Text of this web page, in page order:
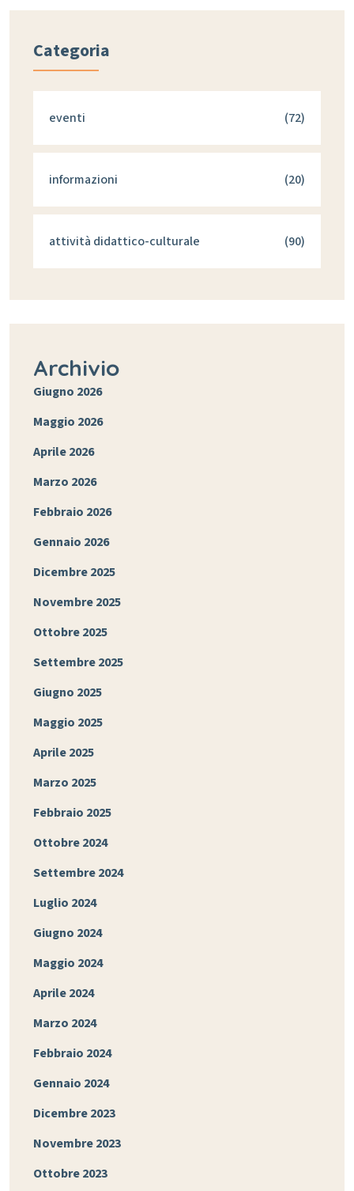
Categoria
eventi (72)
informazioni (20)
attività didattico-culturale (90)
Archivio
Giugno 2026
Maggio 2026
Aprile 2026
Marzo 2026
Febbraio 2026
Gennaio 2026
Dicembre 2025
Novembre 2025
Ottobre 2025
Settembre 2025
Giugno 2025
Maggio 2025
Aprile 2025
Marzo 2025
Febbraio 2025
Ottobre 2024
Settembre 2024
Luglio 2024
Giugno 2024
Maggio 2024
Aprile 2024
Marzo 2024
Febbraio 2024
Gennaio 2024
Dicembre 2023
Novembre 2023
Ottobre 2023